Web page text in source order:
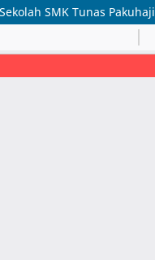
SMK Tunas Pakuhaji